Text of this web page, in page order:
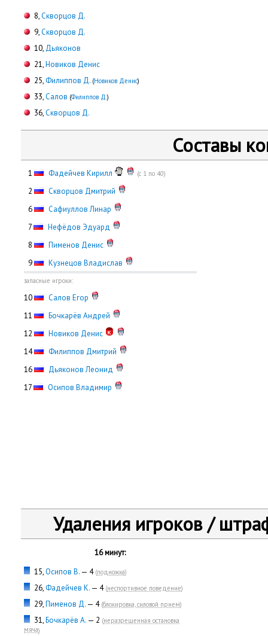
8,Скворцов Д.
9,Скворцов Д.
10, Дьяконов
21,Новиков Денис
25,Филиппов Д. (Новиков Денис)
33,Салов (Филиппов Д.)
36,Скворцов Д.
Составы
1 Фадейчев Кирилл (с 1 по 40)
2
Скворцов Дмитрий
6
Сафиуллов Линар
7
Нефёдов Эдуард
8
Пименов Денис
9 Кузнецов Владислав
запасные игроки:
10
Салов Егор
11
Бочкарёв Андрей
12
Новиков Денис
14
Филиппов Дмитрий
16
Дьяконов Леонид
17
Осипов Владимир
Удаления игроков /
16 минут:
15,Осипов В. — 4 (подножка)
26,Фадейчев К. — 4 (неспортивное поведение)
29,Пименов Д. — 4 (блокировка, силовой прием)
31,Бочкарёв А. — 2 (неразрешенная остановка
мяча)